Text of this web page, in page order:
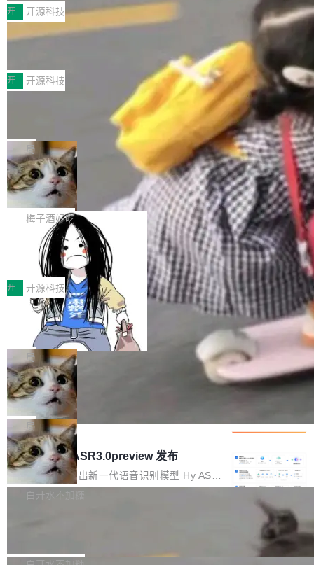
MPComm将作为一种传输引擎接入Mooncake T
ENT，实现零拷贝传输性能提升30%、非零拷贝
传输性能最高提升5倍。UCL-MPComm底层基
于自研UCL-Engine通信引擎，后续腾讯网平将
持续开源更多基于UCL-Engine的高性能通信组
件。 腾讯网平团队在UCL-MPComm中实现了一
个独立于业务线程的全局通信引擎（Engine），
型案例入选名单》，深信服“面向企业研发场景的
开源 AI 编程平台 CoStrict 应用”凭借卓越的技术
创新与落地成效成功入选。 全链路私有化部署，
助力企业AI研发安全落地 当前，越来越多企业已
经开始引入 AI Coding 工具，通过调用公有云模
型或企业内部部署模型提升研发效率。但随着 AI
Coding 从个人辅助工具逐步走向团队级、组织
级应用，企业在规模化落地过程中，对安全性、
可控性和代码质量提出了更高要求。 首先是数据
安全与合规要求。对于大多数普通研发场景，公
有云模型能够满足快速试用和效率提升的需求。
但对于金融、能源、医疗等对数据安全要求较...
开 开源科技
深信服AI算力网关入选工信部人工智能
前不久，工业和信息化部正式发布《2025年人工
智能应用典型案例名单》，集中展示人工智能在
各领域的应用成果，覆盖技术底座、行业赋能、
产品应用、支撑保障、专题等五大方向。深信服
AI算力网关（AI创新平台）成功入选！ 随着各行
各业的Agent走向规模化建设，算力构成形态逐
渐丰富，用户关注的重点也在发生变化：不只是
让AI用起来，还要进一步看清混合算力时代下，
Token花在哪里、算力是否被充分利用，以及持
续增长的AI成本该如何优化。 深信服AI算力网关
正是围绕这些实际问题，从Token治理和成本治
理两个方面，让用户的每一份算力都看得清、管
得住、用得稳、省得下、更安全！ 一、从现在开
始，Token使用一目...
开 开源科技
Jeff Dean 离开 Google：一个时代的结
束，一个实验室的开始
Google 员工编号 20。MapReduce 作者之一。
Bigtable 作者之一。TensorFlow 的作者之一。
Gemini 的架构师。Google 首席科学家。 Jeff D
ean 在 Google 工作了 27 年后，宣布离职。 他
不是一个人走。一同离开的还有 Sanjay Ghema
wat（Google 员工编号 23，Jeff Dean 二十多
年的编程搭档，MapReduce 和 Bigtable 的共同
作者）、Quoc Le（Google 大脑核心成员，Se
q2Seq 和 DocAI 的共同发明人）以及 Oriol Vin
yals（Gemini 联合负责人，AlphaSta...
局
🔥 SolonCode v2026.8.4 发布：界面
字体可调、22 种语言、记忆搜索增强
打开终端就能上岗的全中文编码智能体，这一轮
把「看得清、用母语、记得住」三件事一次补
齐。 SolonCode 是什么 SolonCode 是杭州无
耳科技研发的企业级终端编码智能体——一位全
中文驱动的数字员工，自主理解需求、规划步
骤、编写代码。不挑模型、不挑平台，curl 一行
装完即用。 开源地址：Gitee · GitCode · GitHu
b 安装 支持 Java 8+（8~26）、macOS / Linu
x / Windows / Harmony PC。 # macOS / Linu
x / Harmony PC curl -fsSL https://solon.noea
r.org/solon...
梅子酒好吃
让“代码语义理解”深度释放AI Coding
价值潜能：华为云码道（CodeArts）
代码仓技术解析
一、代码仓深度理解技术的作用与价值 在软件工
程实践中，代码仓是企业核心知识资产的主要载
体。企业级代码仓库通常包含数十万乃至数百万
个文件，其规模远超单次模型调用可承载的上下
文窗口。随着项目规模的持续扩张与代码历史的
不断累积，代码仓中的模块关系、接口契约、业
务逻辑等关键信息往往分散于数十乃至数百个文
件之中，形成高度复杂的知识关联网络。传统的
代码检索手段（如关键词匹配、目录遍历）仅能
在语法层面完成文本定位，难以触及代码的语义
内涵与结构关联，导致开发者使用代码智能体在
理解大规模代码仓时面临显著"代码仓理解"瓶
颈。 代码仓深度理解服务（以下简称" CodeBas
e深度理解服务"）是华为云码道（CodeA...
开 开源科技
一条“删库”命令跑 17 小时，算法工程
师删光 89TB 数据只为干私活
最高人民检察院8月4日公布了一起案件：北京一
名90后算法工程师王某，为了给自己接的私活腾
服务器空间，删光了公司AI游戏部门的全部核心
数据。 王某2024年1月入职东城区某科技公司AI
短剧部门，有互联网大厂背景。在公司内部架构
调整期间，部门三次通知全员将数据从A集群迁
移到B集群，王某都回复了"收到"。 他没有迁移
数据。2024年9月3日下午4点，他使用此前登录
的账号密码进入A集群，输入了一条被程序员圈
称为"删库跑路"的命令——最高管理员权限、无
自研的多个文生3D和...
局
Cloudflare 分享推理优化实践：KV ca
che 量化 + 权重压缩，吞吐量提升 4
1%，成本降 30%
Kimi 和 GLM 是当前最强的大模型系列之一，但
它们有一个共同的问题：太吃显存了。月之暗面
的 Kimi K 系列和智谱的 GLM 都是长上下文、M
oE 架构的大模型，好用到让人上瘾，但 GPU 显
存永远不够用。 Cloudflare 的 Workers AI 团队
一直在跑这些模型的推理。他们在官方博客上发
整性保护。效果是：吞吐量提升 41%，每 token
局
腾讯混元 Hy ASR3.0preview 发布
腾讯混元正式推出新一代语音识别模型 Hy ASR
3.0preview。基于最新一代大语言模型 Hy3 的
让语音识别不再只是听清，而是真正听懂。通过
白开水不加糖
新和少量网页兼容性修复版本。 Changes/fixe